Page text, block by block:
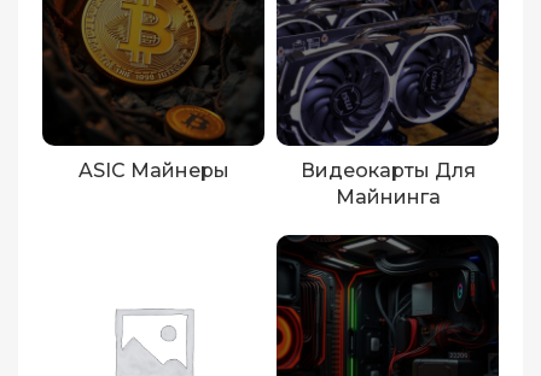
ASIC Майнеры
Видеокарты Для
Майнинга